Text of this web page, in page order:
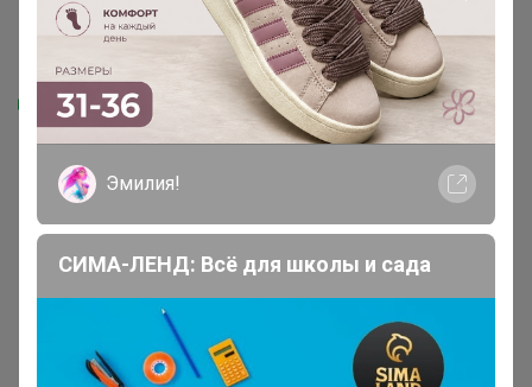
Скидка
1 166,3р
385,72р × 4
в Сплит
Мужские кроссовки
1 496,93р
494,06р × 4
в Сплит
Ботинки для девочки бронза
Эмилия!
СИМА-ЛЕНД: Всё для школы и сада